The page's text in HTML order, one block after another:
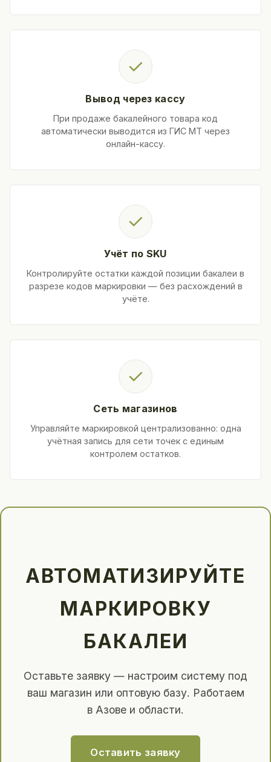
✓
Вывод через кассу
При продаже бакалейного товара код
автоматически выводится из ГИС МТ через
онлайн-кассу.
✓
Учёт по SKU
Контролируйте остатки каждой позиции бакалеи в
разрезе кодов маркировки — без расхождений в
учёте.
✓
Сеть магазинов
Управляйте маркировкой централизованно: одна
учётная запись для сети точек с единым
контролем остатков.
АВТОМАТИЗИРУЙТЕ
МАРКИРОВКУ
БАКАЛЕИ
Оставьте заявку — настроим систему под
ваш магазин или оптовую базу. Работаем
в Азове и области.
Оставить заявку